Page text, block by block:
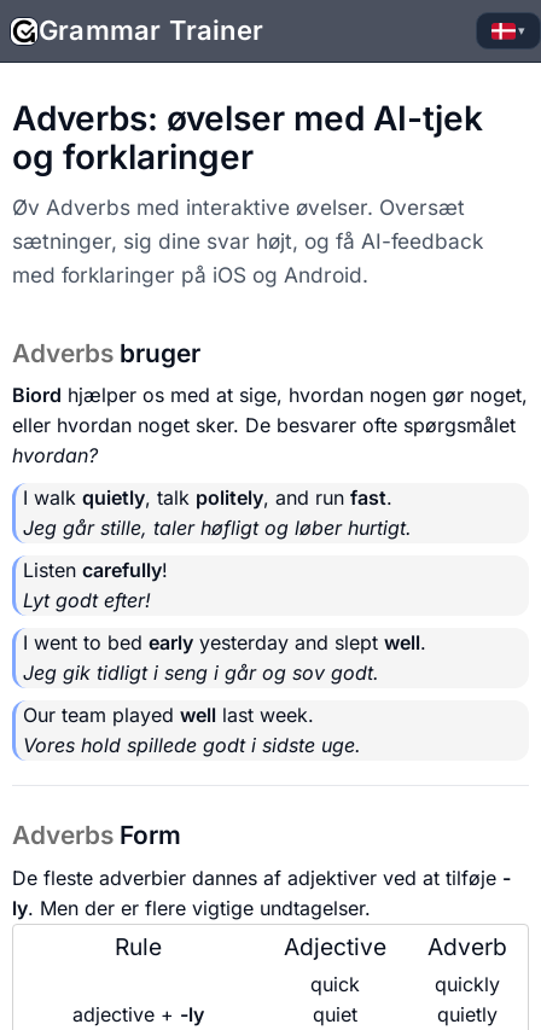
Grammar Trainer ▾
Adverbs: øvelser med AI-tjek
og forklaringer
Øv Adverbs med interaktive øvelser. Oversæt
sætninger, sig dine svar højt, og få AI-feedback
med forklaringer på iOS og Android.
Adverbs bruger
Biord hjælper os med at sige, hvordan nogen gør noget,
eller hvordan noget sker. De besvarer ofte spørgsmålet
hvordan?
I walk quietly, talk politely, and run fast.
Jeg går stille, taler høfligt og løber hurtigt.
Listen carefully!
Lyt godt efter!
I went to bed early yesterday and slept well.
Jeg gik tidligt i seng i går og sov godt.
Our team played well last week.
Vores hold spillede godt i sidste uge.
Adverbs Form
De fleste adverbier dannes af adjektiver ved at tilføje -
ly. Men der er flere vigtige undtagelser.
Rule Adjective Adverb
adjective + -ly
quick
quiet
quickly
quietly